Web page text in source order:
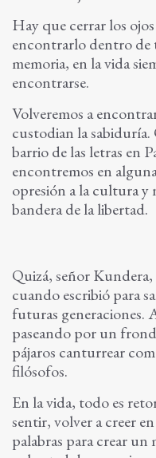
Hay que cerrar los
encontrarlo dentro de
memoria, en la vida
encontrarse.
Volveremos a
custodian la
barrio de las letras en
encontremos en
opresión a la cultura y
bandera de la libertad.
Quizá, señor
cuando escribió para
futuras generaciones.
paseando por un
pájaros canturrear
filósofos.
En la vida, todo es
sentir, volver a creer
palabras para crear